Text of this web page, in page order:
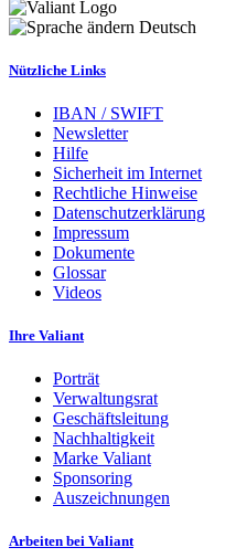
Deutsch
Nützliche Links
IBAN / SWIFT
Newsletter
Hilfe
Sicherheit im Internet
Rechtliche Hinweise
Datenschutzerklärung
Impressum
Dokumente
Glossar
Videos
Ihre Valiant
Porträt
Verwaltungsrat
Geschäftsleitung
Nachhaltigkeit
Marke Valiant
Sponsoring
Auszeichnungen
Arbeiten bei Valiant